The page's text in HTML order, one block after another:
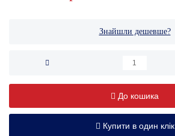
Знайшли дешевше?
До кошика
Купити в один клік